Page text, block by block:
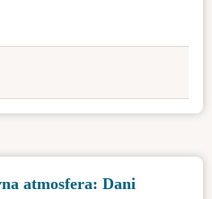
atmosfera: Dani